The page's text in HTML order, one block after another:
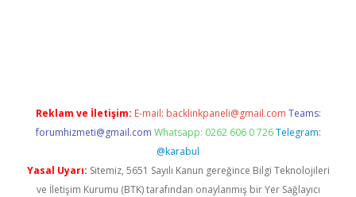
Reklam ve İletişim: E-mail: backlinkpaneli@gmail.com Teams:
forumhizmeti@gmail.com Whatsapp: 0262 606 0 726 Telegram:
@karabul
Yasal Uyarı: Sitemiz, 5651 Sayılı Kanun gereğince Bilgi Teknolojileri
ve İletişim Kurumu (BTK) tarafından onaylanmış bir Yer Sağlayıcı